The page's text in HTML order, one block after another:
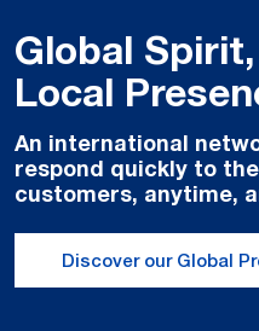
Global Spirit,
Local
An international
respond quickly to
customers, anytime,
Discover our Global